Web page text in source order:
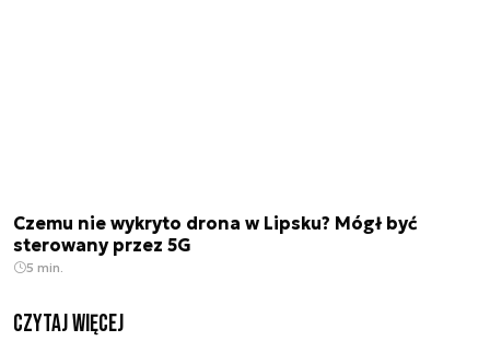
Czemu nie wykryto drona w Lipsku? Mógł być
sterowany przez 5G
5 min.
czytaj więcej